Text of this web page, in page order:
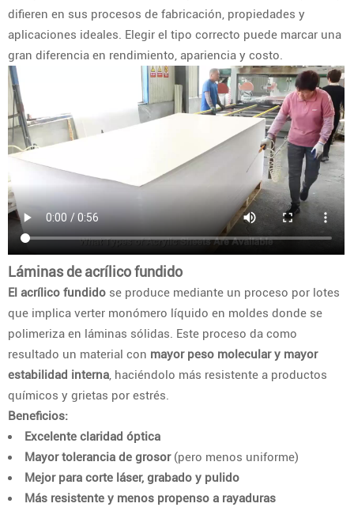
difieren en sus procesos de fabricación, propiedades y
aplicaciones ideales. Elegir el tipo correcto puede marcar una
gran diferencia en rendimiento, apariencia y costo.
Láminas de acrílico fundido
El acrílico fundido se produce mediante un proceso por lotes
que implica verter monómero líquido en moldes donde se
polimeriza en láminas sólidas. Este proceso da como
resultado un material con mayor peso molecular y mayor
estabilidad interna, haciéndolo más resistente a productos
químicos y grietas por estrés.
Beneficios:
Excelente claridad óptica
Mayor tolerancia de grosor(pero menos uniforme)
Mejor para corte láser, grabado y pulido
Más resistente y menos propenso a rayaduras